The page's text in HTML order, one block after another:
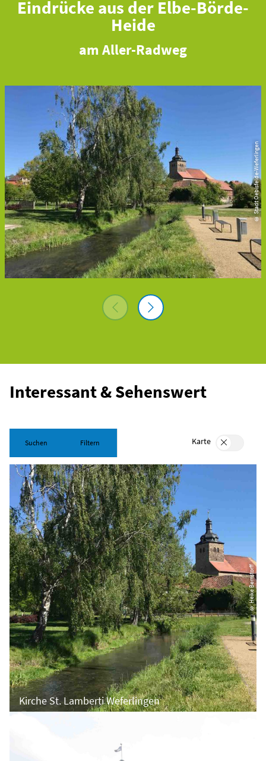
Eindrücke aus der Elbe-Börde-
Heide
am Aller-Radweg
© Stadt Oebisfelde-Weferlingen
Interessant & Sehenswert
Suchen Filtern Karte
© Heike Bernstorff
Kirche St. Lamberti Weferlingen